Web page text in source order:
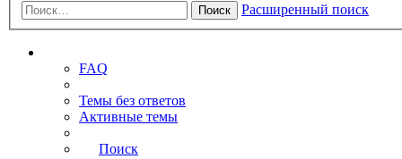
Поиск Расширенный поиск
FAQ
Темы без ответов
Активные темы
Поиск